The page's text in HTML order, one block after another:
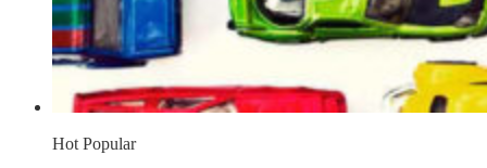
Hot Popular